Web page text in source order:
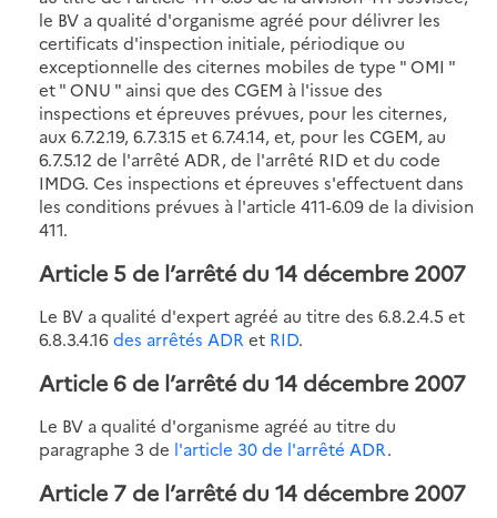
le BV a qualité d'organisme agréé pour délivrer les
certificats d'inspection initiale, périodique ou
exceptionnelle des citernes mobiles de type " OMI "
et " ONU " ainsi que des CGEM à l'issue des
inspections et épreuves prévues, pour les citernes,
aux 6.7.2.19, 6.7.3.15 et 6.7.4.14, et, pour les CGEM, au
6.7.5.12 de l'arrêté ADR, de l'arrêté RID et du code
IMDG. Ces inspections et épreuves s'effectuent dans
les conditions prévues à l'article 411-6.09 de la division
411.
Article 5 de l’arrêté du 14 décembre 2007
Le BV a qualité d'expert agréé au titre des 6.8.2.4.5 et
6.8.3.4.16des arrêtés ADR et RID.
Article 6 de l’arrêté du 14 décembre 2007
Le BV a qualité d'organisme agréé au titre du
paragraphe 3 de l'article 30 de l'arrêté ADR.
Article 7 de l’arrêté du 14 décembre 2007